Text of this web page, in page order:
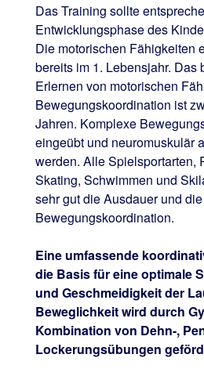
Das Training sollte
Entwicklungsphase des
Die motorischen Fähigkeiten
bereits im 1. Lebensjahr. Das
Erlernen von motorischen
Bewegungskoordination ist
Jahren. Komplexe
eingeübt und neuromuskulär
werden. Alle Spielsportarten,
Skating, Schwimmen und
sehr gut die Ausdauer und die
Bewegungskoordination.
Eine umfassende
die Basis für eine optimale
und Geschmeidigkeit der
Beweglichkeit wird durch
Kombination von Dehn-,
Lockerungsübungen